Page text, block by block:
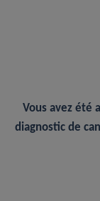
Vous avez été
diagnostic de